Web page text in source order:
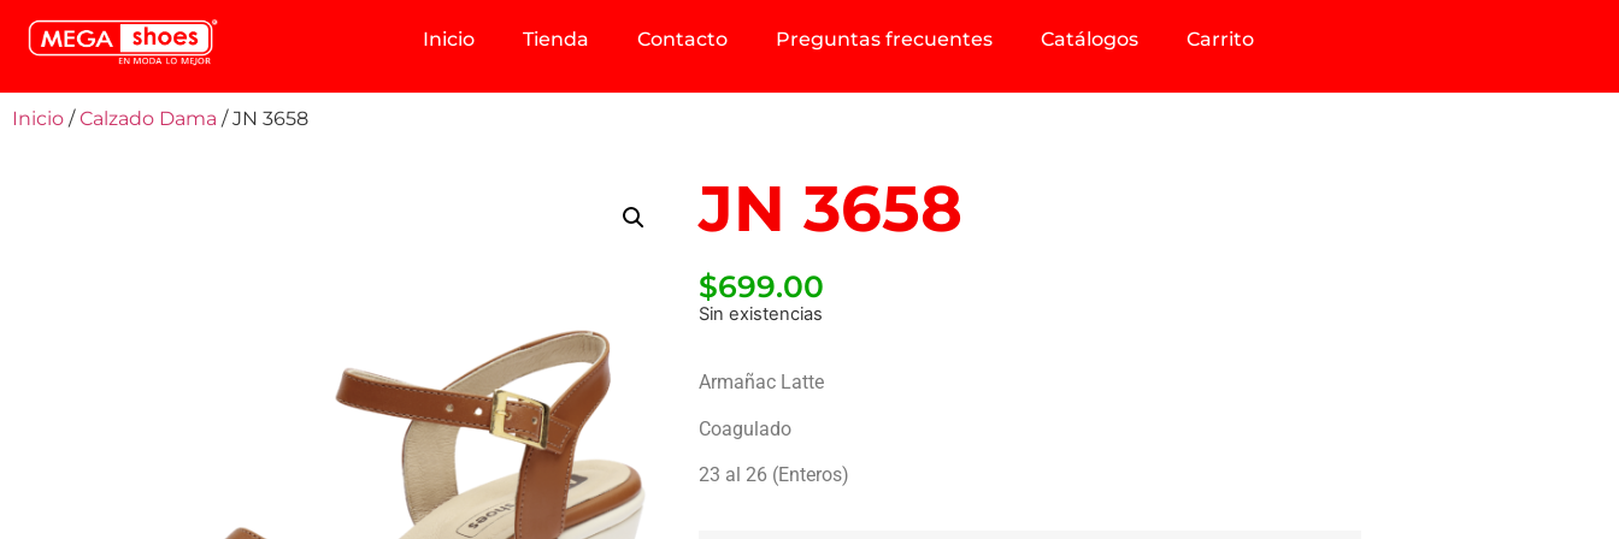
Inicio Tienda Contacto Preguntas frecuentes Catálogos Carrito
Inicio /Calzado Dama / JN 3658
JN 3658
$699.00
Sin existencias
Armañac Latte
Coagulado
23 al 26 (Enteros)